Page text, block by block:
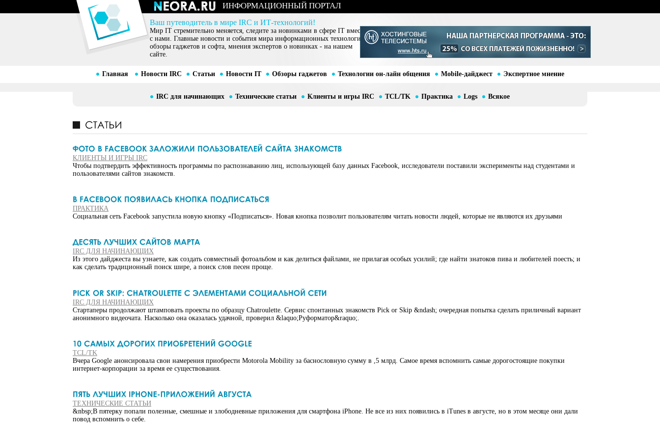
ИНФОРМАЦИОННЫЙ ПОРТАЛ
Ваш путеводитель в мире IRC и ИТ-технологий!
Мир IT стремительно меняется, следите за новинками в сфере IT вместе
с нами. Главные новости и события мира информационных технологий,
обзоры гаджетов и софта, мнения экспертов о новинках - на нашем
сайте.
Главная Новости IRC Статьи Новости IT Обзоры гаджетов Технологии он-лайн общения Mobile-дайджест Экспертное мнение
IRC для начинающих Технические статьи Клиенты и игры IRC TCL/TK Практика Logs Всякое
КЛИЕНТЫ И ИГРЫ IRC
Чтобы подтвердить эффективность программы по распознаванию лиц, использующей базу данных Facebook, исследователи поставили эксперименты над студентами и
пользователями сайтов знакомств.
ПРАКТИКА
Социальная сеть Facebook запустила новую кнопку «Подписаться». Новая кнопка позволит пользователям читать новости людей, которые не являются их друзьями
IRC ДЛЯ НАЧИНАЮЩИХ
Из этого дайджеста вы узнаете, как создать совместный фотоальбом и как делиться файлами, не прилагая особых усилий; где найти знатоков пива и любителей поесть; и
как сделать традиционный поиск шире, а поиск слов песен проще.
IRC ДЛЯ НАЧИНАЮЩИХ
Стартаперы продолжают штамповать проекты по образцу Chatroulette. Сервис спонтанных знакомств Pick or Skip &ndash; очередная попытка сделать приличный вариант
анонимного видеочата. Насколько она оказалась удачной, проверил &laquo;Руформатор&raquo;.
TCL/TK
Вчера Google анонсировала свои намерения приобрести Motorola Mobility за баснословную сумму в ,5 млрд. Самое время вспомнить самые дорогостоящие покупки
интернет-корпорации за время ее существования.
ТЕХНИЧЕСКИЕ СТАТЬИ
&nbsp;В пятерку попали полезные, смешные и злободневные приложения для смартфона iPhone. Не все из них появились в iTunes в августе, но в этом месяце они дали
повод вспомнить о себе.